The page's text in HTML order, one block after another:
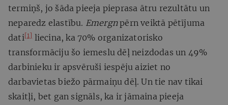
termiņš, jo šāda pieeja pieprasa ātru rezultātu un
neparedz elastību. Emergnpērn veiktā pētījuma
dati[1]liecina, ka 70% organizatorisko
transformāciju šo iemeslu dēļ neizdodas un 49%
darbinieku ir apsvēruši iespēju aiziet no
darbavietas biežo pārmaiņu dēļ. Un tie nav tikai
skaitļi, bet gan signāls, ka ir jāmaina pieeja